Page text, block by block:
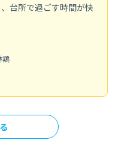
台所で過ごす時間が快
鶏